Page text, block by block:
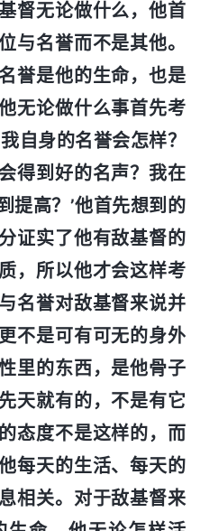
督无论做什么，他首
与名誉而不是其他。
誉是他的生命，也是
无论做什么事首先考
自身的名誉会怎样？
得到好的名声？我在
提高？’他首先想到的
证实了他有敌基督的
，所以他才会这样考
名誉对敌基督来说并
不是可有可无的身外
里的东西，是他骨子
天就有的，不是有它
态度不是这样的，而
每天的生活、每天的
相关。对于敌基督来